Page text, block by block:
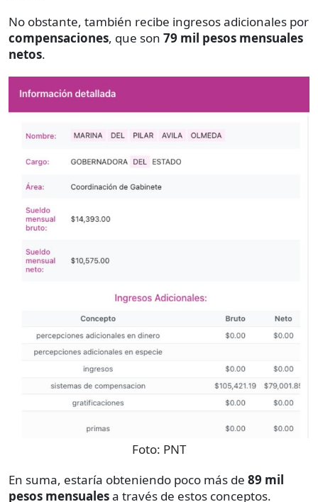
No obstante, también recibe ingresos adicionales por
compensaciones, que son 79 mil pesos mensuales
netos.
Foto: PNT
En suma, estaría obteniendo poco más de 89 mil
pesos mensualesa través de estos conceptos.